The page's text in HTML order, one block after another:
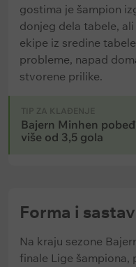
gostima je šampion
donjeg dela tabele,
ekipe iz sredine
probleme, napad
stvorene prilike.
TIP ZA KLAĐENJE
Bajern Minhen
više od 3,5 gola
Forma i
Na kraju sezone
finale Lige šampiona,